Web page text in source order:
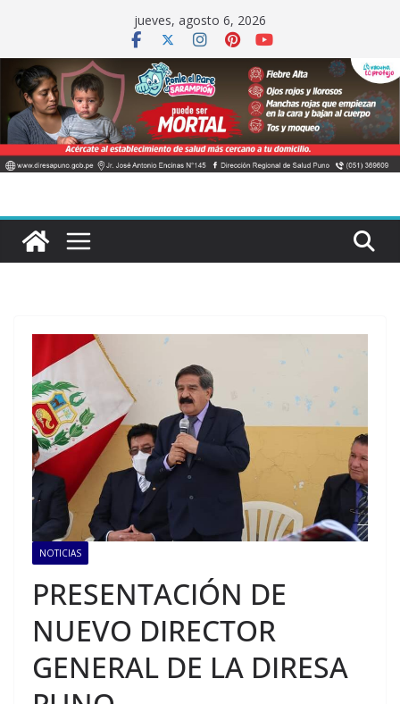
contenido
jueves, agosto 6, 2026
NOTICIAS
PRESENTACIÓN DE
NUEVO DIRECTOR
GENERAL DE LA DIRESA